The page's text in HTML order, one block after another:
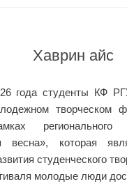
РГУ СоцТех
списки
к зачислению
зачислении
Хаврин айс
года студенты КФ
творческом
регионального
весна», которая
студенческого
молодые люди